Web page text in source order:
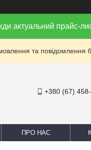
актуальний прайс-
та повідомлення
+380 (67)
ПРО НАС